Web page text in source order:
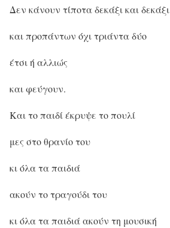
Δεν κάνουν τίποτα δεκάξι και δεκάξι
και προπάντων όχι τριάντα δύο
έτσι ή αλλιώς
και φεύγουν.
Και το παιδί έκρυψε το πουλί
μες στο θρανίο του
κι όλα τα παιδιά
ακούν το τραγούδι του
κι όλα τα παιδιά ακούν τη μουσική